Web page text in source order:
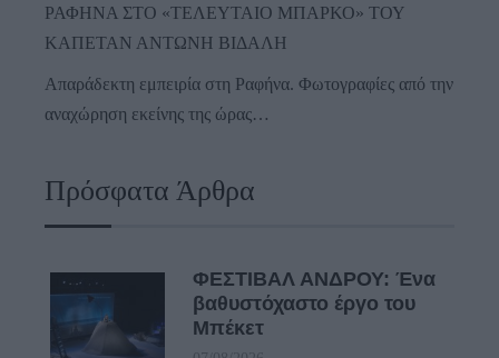
ΡΑΦΗΝΑ ΣΤΟ «ΤΕΛΕΥΤΑΙΟ ΜΠΑΡΚΟ» ΤΟΥ
ΚΑΠΕΤΑΝ ΑΝΤΩΝΗ ΒΙΔΑΛΗ
Απαράδεκτη εμπειρία στη Ραφήνα. Φωτογραφίες από την
αναχώρηση εκείνης της ώρας…
Πρόσφατα Άρθρα
ΦΕΣΤΙΒΑΛ ΑΝΔΡΟΥ: Ένα
βαθυστόχαστο έργο του
Μπέκετ